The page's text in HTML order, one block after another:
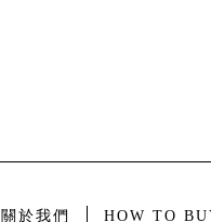
於我們 HOW TO